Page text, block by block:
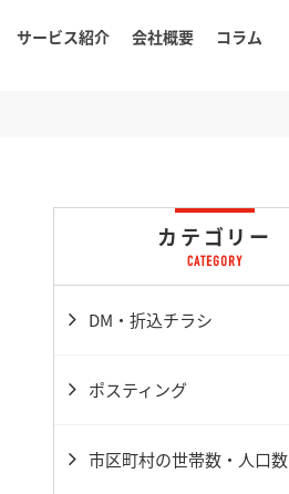
サービス紹介 会社概要 コラム
カテゴリー
DM・折込チラシ
ポスティング
市区町村の世帯数・人口数